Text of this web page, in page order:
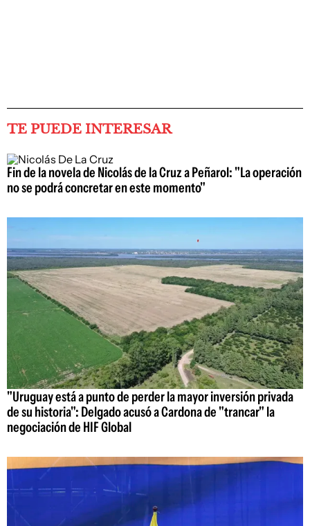
TE PUEDE INTERESAR
Fin de la novela de Nicolás de la Cruz a Peñarol: "La operación
no se podrá concretar en este momento"
"Uruguay está a punto de perder la mayor inversión privada
de su historia": Delgado acusó a Cardona de "trancar" la
negociación de HIF Global